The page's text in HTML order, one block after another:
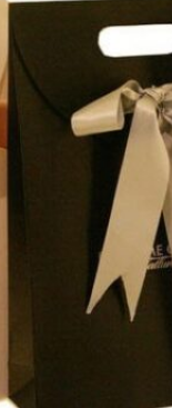
gói hàng hoá